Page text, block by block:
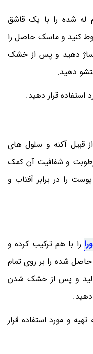
شده را با یک قاشق
کنید و ماسک حاصل را
دهید و پس از خشک
دهید.
استفاده قرار دهید.
قبیل آکنه و سلول های
و شفافیت آن کمک
را در برابر آفتاب و
را با هم ترکیب کرده و
شده را بر روی تمام
و پس از خشک شدن
و مورد استفاده قرار